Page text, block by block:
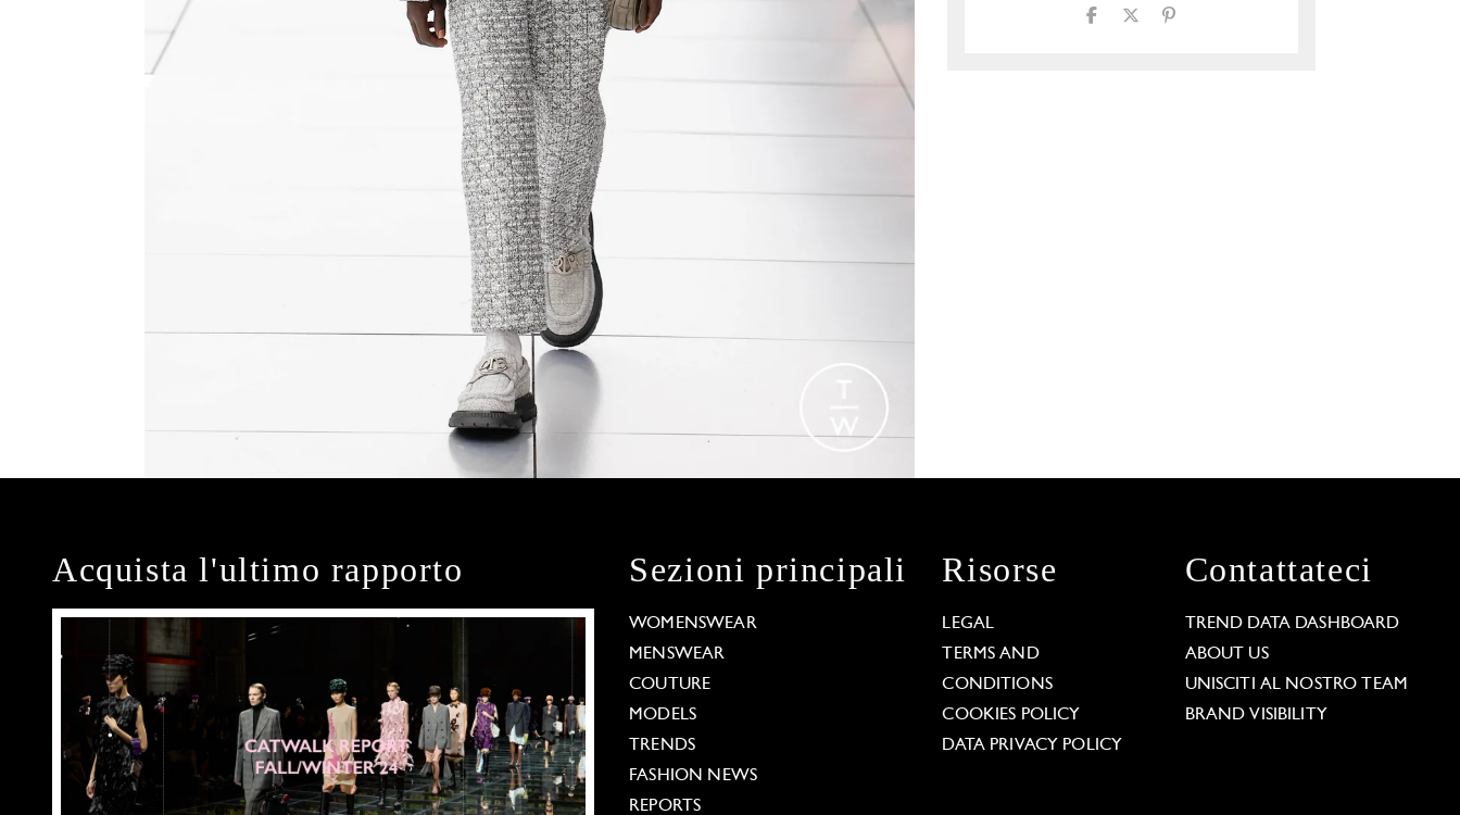
Acquista l'ultimo rapporto Sezioni principali
WOMENSWEAR
MENSWEAR
COUTURE
MODELS
TRENDS
FASHION NEWS
REPORTS
Risorse
LEGAL
TERMS AND
CONDITIONS
COOKIES POLICY
DATA PRIVACY POLICY
Contattateci
TREND DATA DASHBOARD
ABOUT US
UNISCITI AL NOSTRO TEAM
BRAND VISIBILITY